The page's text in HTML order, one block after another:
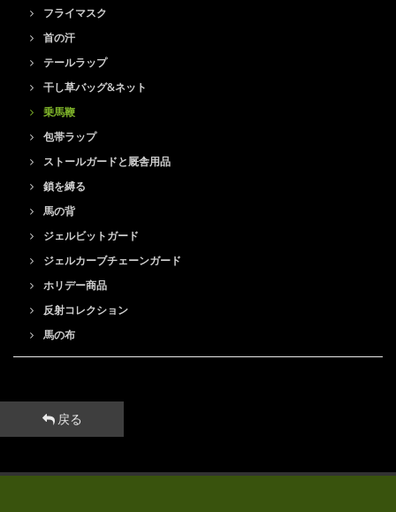
フライマスク
首の汗
テールラップ
干し草バッグ&ネット
乗馬鞭
包帯ラップ
ストールガードと厩舎用品
鎖を縛る
馬の背
ジェルビットガード
ジェルカーブチェーンガード
ホリデー商品
反射コレクション
馬の布
戻る